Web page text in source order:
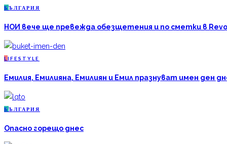
Б ЪЛГАРИЯ
НОИ вече ще превежда обезщетения и по сметки в
L IFESTYLE
Емилия, Емилияна, Емилиян и Емил празнуват имен ден
Б ЪЛГАРИЯ
Опасно горещо днес